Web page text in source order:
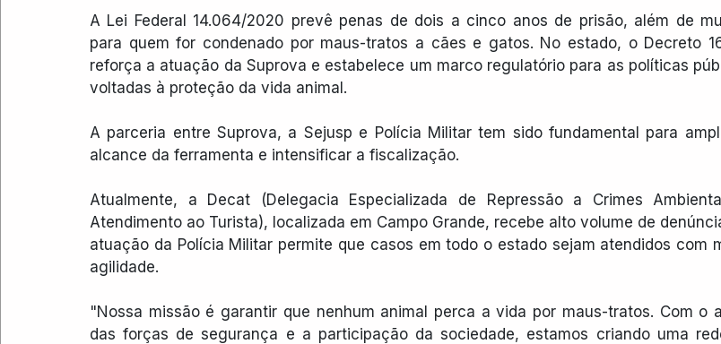
A Lei Federal 14.064/2020 prevê penas de dois a cinco anos de prisão, além de
para quem for condenado por maus-tratos a cães e gatos. No estado, o Decreto
reforça a atuação da Suprova e estabelece um marco regulatório para as políticas
voltadas à proteção da vida animal.
A parceria entre Suprova, a Sejusp e Polícia Militar tem sido fundamental para
alcance da ferramenta e intensificar a fiscalização.
Atualmente, a Decat (Delegacia Especializada de Repressão a Crimes
Atendimento ao Turista), localizada em Campo Grande, recebe alto volume de
atuação da Polícia Militar permite que casos em todo o estado sejam atendidos com
agilidade.
"Nossa missão é garantir que nenhum animal perca a vida por maus-tratos. Com o
das forças de segurança e a participação da sociedade, estamos criando uma